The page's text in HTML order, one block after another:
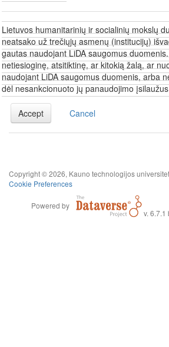
Lietuvos humanitarinių ir socialinių mokslų
neatsako už trečiųjų asmenų (institucijų)
gautas naudojant LiDA saugomus
netiesioginę, atsitiktinę, ar kitokią žalą, ar
naudojant LiDA saugomus duomenis, arba
dėl nesankcionuoto jų panaudojimo
Accept Cancel
Copyright © 2026, Kauno technologijos
Cookie Preferences
Powered by
v.